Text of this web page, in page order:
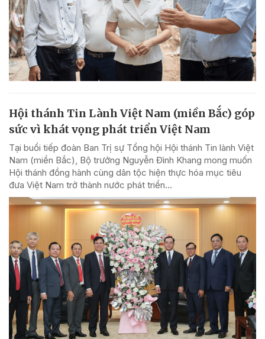
Hội thánh Tin Lành Việt Nam (miền Bắc) góp
sức vì khát vọng phát triển Việt Nam
Tại buổi tiếp đoàn Ban Trị sự Tổng hội Hội thánh Tin lành Việt
Nam (miền Bắc), Bộ trưởng Nguyễn Đình Khang mong muốn
Hội thánh đồng hành cùng dân tộc hiện thực hóa mục tiêu
đưa Việt Nam trở thành nước phát triển...